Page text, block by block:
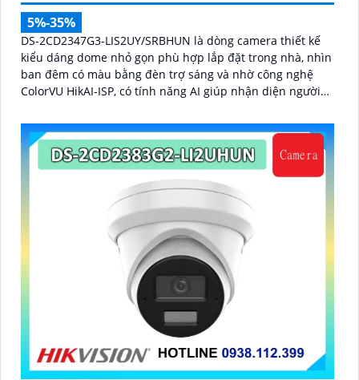
5%-35%
DS-2CD2347G3-LIS2UY/SRBHUN là dòng camera thiết kế
kiểu dáng dome nhỏ gọn phù hợp lắp đặt trong nhà, nhìn
ban đêm có màu bằng đèn trợ sáng và nhờ công nghệ
ColorVU HikAI-ISP, có tính năng AI giúp nhận diện người